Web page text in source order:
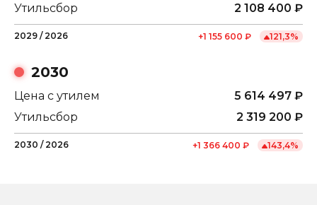
Утильсбор
2 108 400 ₽
2029 / 2026 +1 155 600 ₽ 121,3%
2030
Цена с утилем 5 614 497 ₽
Утильсбор
2 319 200 ₽
2030 / 2026 +1 366 400 ₽ 143,4%